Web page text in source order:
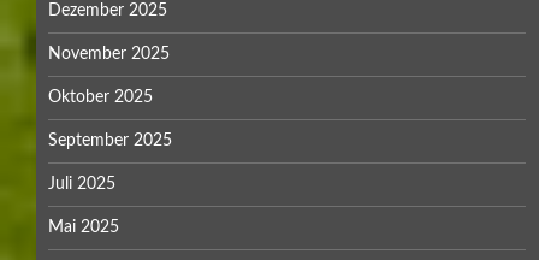
Dezember 2025
November 2025
Oktober 2025
September 2025
Juli 2025
Mai 2025